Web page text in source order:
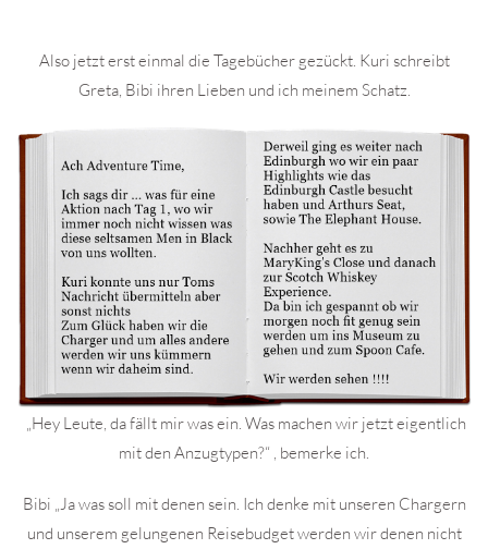
Also jetzt erst einmal die Tagebücher gezückt. Kuri schreibt
Greta, Bibi ihren Lieben und ich meinem Schatz.
„Hey Leute, da fällt mir was ein. Was machen wir jetzt eigentlich
mit den Anzugtypen?“ , bemerke ich.
Bibi „Ja was soll mit denen sein. Ich denke mit unseren Chargern
und unserem gelungenen Reisebudget werden wir denen nicht